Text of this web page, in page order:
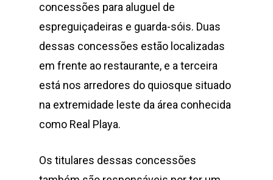
concessões para aluguel de
espreguiçadeiras e guarda-sóis. Duas
dessas concessões estão localizadas
em frente ao restaurante, e a terceira
está nos arredores do quiosque situado
na extremidade leste da área conhecida
como Real Playa.
Os titulares dessas concessões